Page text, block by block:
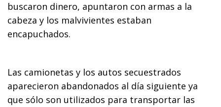
buscaron dinero, apuntaron con armas a la
cabeza y los malvivientes estaban
encapuchados.
Las camionetas y los autos secuestrados
aparecieron abandonados al día siguiente ya
que sólo son utilizados para transportar las